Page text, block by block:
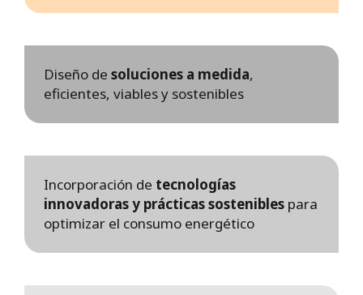
Diseño de soluciones a medida,
eficientes, viables y sostenibles
Incorporación de tecnologías
innovadoras y prácticas sostenibles para
optimizar el consumo energético